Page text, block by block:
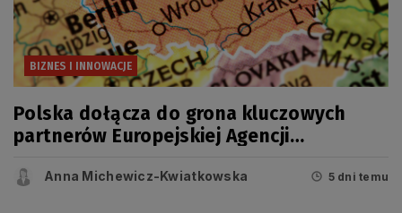
BIZNES I INNOWACJE
Polska dołącza do grona kluczowych
partnerów Europejskiej Agencji
Anna Michewicz-Kwiatkowska 5 dni temu